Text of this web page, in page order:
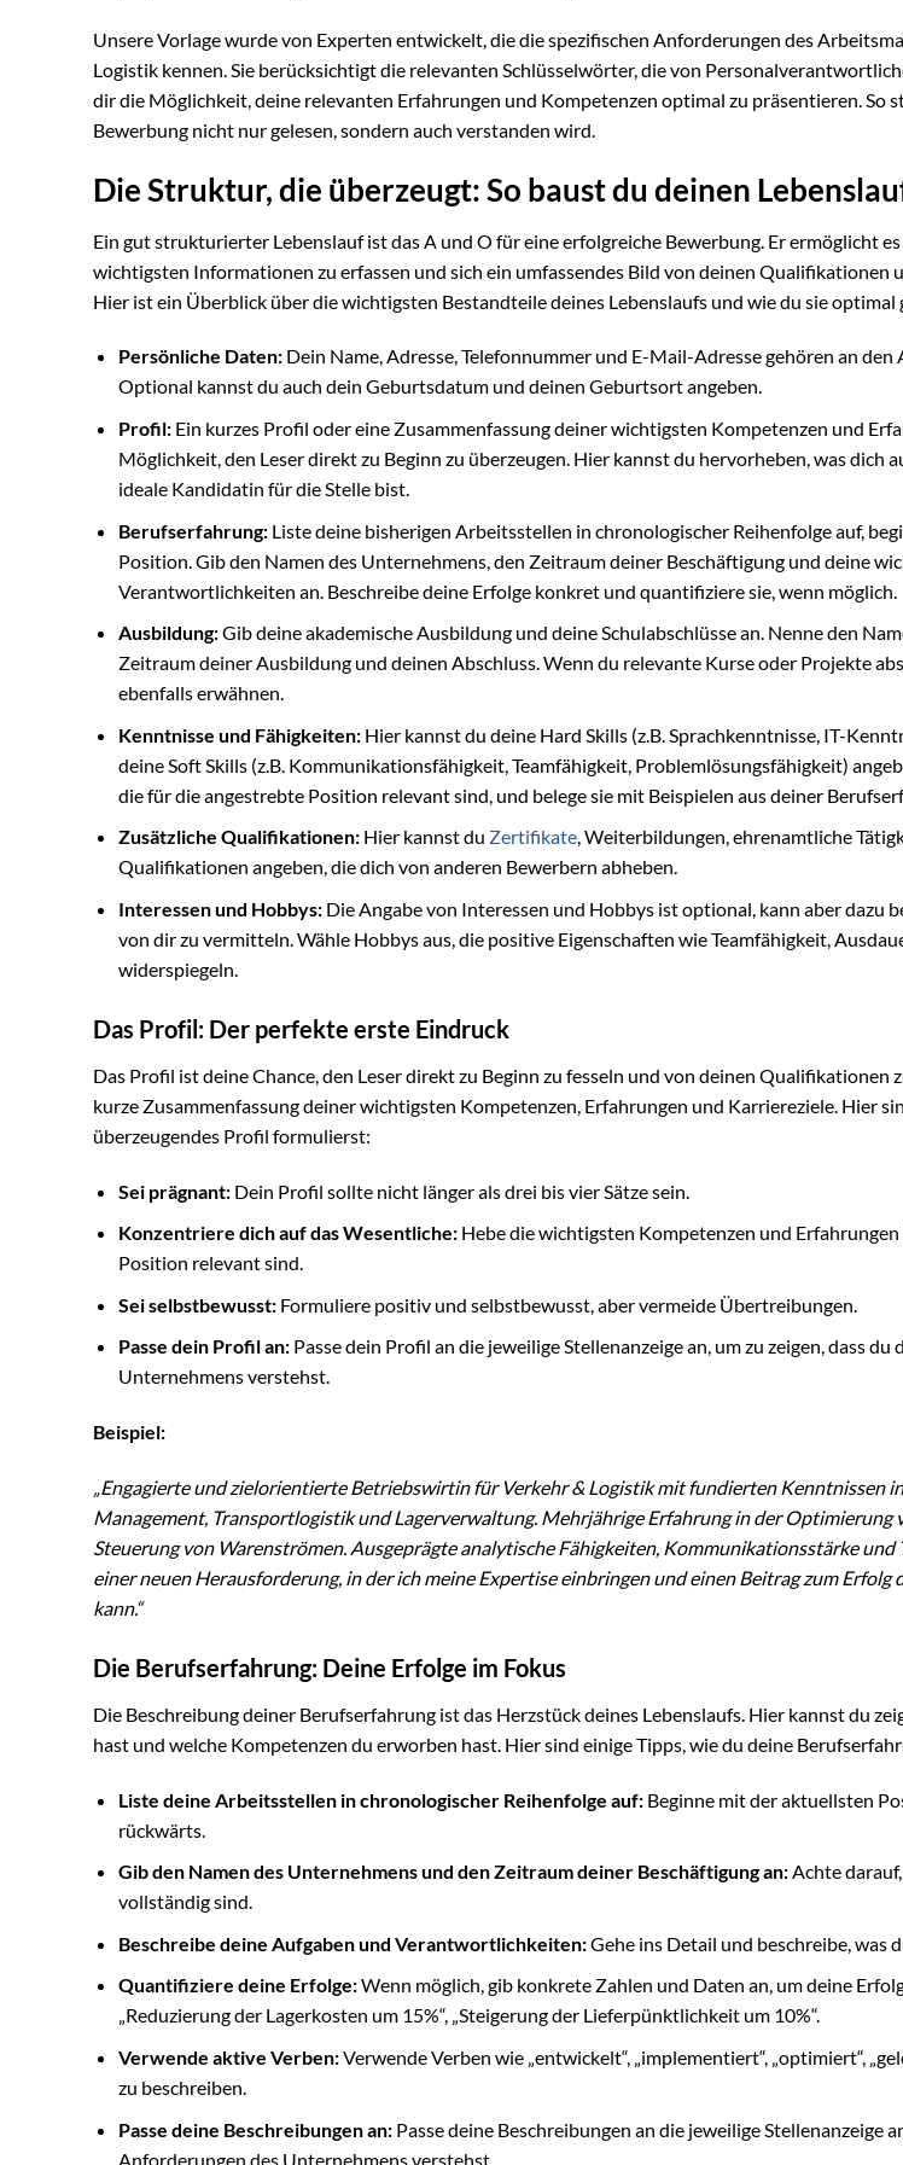
Unsere Vorlage wurde von Experten entwickelt, die die spezifischen Anforderungen des
Logistik kennen. Sie berücksichtigt die relevanten Schlüsselwörter, die von
dir die Möglichkeit, deine relevanten Erfahrungen und Kompetenzen optimal zu präsentieren. So
Bewerbung nicht nur gelesen, sondern auch verstanden wird.
Die Struktur, die überzeugt: So baust du deinen
Ein gut strukturierter Lebenslauf ist das A und O für eine erfolgreiche Bewerbung. Er ermöglicht es
wichtigsten Informationen zu erfassen und sich ein umfassendes Bild von deinen Qualifikationen
Hier ist ein Überblick über die wichtigsten Bestandteile deines Lebenslaufs und wie du sie optimal
Persönliche Daten:Dein Name, Adresse, Telefonnummer und E-Mail-Adresse gehören an den
Optional kannst du auch dein Geburtsdatum und deinen Geburtsort angeben.
Profil:Ein kurzes Profil oder eine Zusammenfassung deiner wichtigsten Kompetenzen und
Möglichkeit, den Leser direkt zu Beginn zu überzeugen. Hier kannst du hervorheben, was dich
ideale Kandidatin für die Stelle bist.
Berufserfahrung:Liste deine bisherigen Arbeitsstellen in chronologischer Reihenfolge auf,
Position. Gib den Namen des Unternehmens, den Zeitraum deiner Beschäftigung und deine
Verantwortlichkeiten an. Beschreibe deine Erfolge konkret und quantifiziere sie, wenn möglich.
Ausbildung:Gib deine akademische Ausbildung und deine Schulabschlüsse an. Nenne den
Zeitraum deiner Ausbildung und deinen Abschluss. Wenn du relevante Kurse oder Projekte
ebenfalls erwähnen.
Kenntnisse und Fähigkeiten:Hier kannst du deine Hard Skills (z.B. Sprachkenntnisse, IT-
deine Soft Skills (z.B. Kommunikationsfähigkeit, Teamfähigkeit, Problemlösungsfähigkeit)
die für die angestrebte Position relevant sind, und belege sie mit Beispielen aus deiner
Zusätzliche Qualifikationen:Hier kannst du Zertifikate, Weiterbildungen, ehrenamtliche
Qualifikationen angeben, die dich von anderen Bewerbern abheben.
Interessen und Hobbys:Die Angabe von Interessen und Hobbys ist optional, kann aber dazu
von dir zu vermitteln. Wähle Hobbys aus, die positive Eigenschaften wie Teamfähigkeit,
widerspiegeln.
Das Profil: Der perfekte erste Eindruck
Das Profil ist deine Chance, den Leser direkt zu Beginn zu fesseln und von deinen Qualifikationen
kurze Zusammenfassung deiner wichtigsten Kompetenzen, Erfahrungen und Karriereziele. Hier
überzeugendes Profil formulierst:
Sei prägnant:Dein Profil sollte nicht länger als drei bis vier Sätze sein.
Konzentriere dich auf das Wesentliche:Hebe die wichtigsten Kompetenzen und
Position relevant sind.
Sei selbstbewusst:Formuliere positiv und selbstbewusst, aber vermeide Übertreibungen.
Passe dein Profil an:Passe dein Profil an die jeweilige Stellenanzeige an, um zu zeigen, dass
Unternehmens verstehst.
Beispiel:
„Engagierte und zielorientierte Betriebswirtin für Verkehr & Logistik mit fundierten Kenntnissen
Management, Transportlogistik und Lagerverwaltung. Mehrjährige Erfahrung in der Optimierung
Steuerung von Warenströmen. Ausgeprägte analytische Fähigkeiten, Kommunikationsstärke und
einer neuen Herausforderung, in der ich meine Expertise einbringen und einen Beitrag zum Erfolg
kann.“
Die Berufserfahrung: Deine Erfolge im Fokus
Die Beschreibung deiner Berufserfahrung ist das Herzstück deines Lebenslaufs. Hier kannst du
hast und welche Kompetenzen du erworben hast. Hier sind einige Tipps, wie du deine
Liste deine Arbeitsstellen in chronologischer Reihenfolge auf:Beginne mit der aktuellsten
rückwärts.
Gib den Namen des Unternehmens und den Zeitraum deiner Beschäftigung an:Achte
vollständig sind.
Beschreibe deine Aufgaben und Verantwortlichkeiten:Gehe ins Detail und beschreibe, was
Quantifiziere deine Erfolge:Wenn möglich, gib konkrete Zahlen und Daten an, um deine
„Reduzierung der Lagerkosten um 15%“, „Steigerung der Lieferpünktlichkeit um 10%“.
Verwende aktive Verben:Verwende Verben wie „entwickelt“, „implementiert“, „optimiert“,
zu beschreiben.
Passe deine Beschreibungen an:Passe deine Beschreibungen an die jeweilige Stellenanzeige
Anforderungen des Unternehmens verstehst.